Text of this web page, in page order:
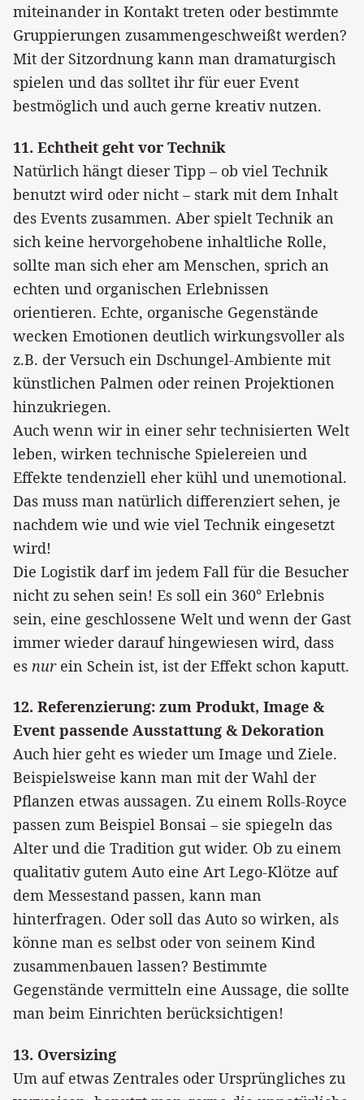
miteinander in Kontakt treten oder bestimmte
Gruppierungen zusammengeschweißt werden?
Mit der Sitzordnung kann man dramaturgisch
spielen und das solltet ihr für euer Event
bestmöglich und auch gerne kreativ nutzen.
11. Echtheit geht vor Technik
Natürlich hängt dieser Tipp – ob viel Technik
benutzt wird oder nicht – stark mit dem Inhalt
des Events zusammen. Aber spielt Technik an
sich keine hervorgehobene inhaltliche Rolle,
sollte man sich eher am Menschen, sprich an
echten und organischen Erlebnissen
orientieren. Echte, organische Gegenstände
wecken Emotionen deutlich wirkungsvoller als
z.B. der Versuch ein Dschungel-Ambiente mit
künstlichen Palmen oder reinen Projektionen
hinzukriegen.
Auch wenn wir in einer sehr technisierten Welt
leben, wirken technische Spielereien und
Effekte tendenziell eher kühl und unemotional.
Das muss man natürlich differenziert sehen, je
nachdem wie und wie viel Technik eingesetzt
wird!
Die Logistik darf im jedem Fall für die Besucher
nicht zu sehen sein! Es soll ein 360° Erlebnis
sein, eine geschlossene Welt und wenn der Gast
immer wieder darauf hingewiesen wird, dass
es nur ein Schein ist, ist der Effekt schon kaputt.
12. Referenzierung: zum Produkt, Image &
Event passende Ausstattung & Dekoration
Auch hier geht es wieder um Image und Ziele.
Beispielsweise kann man mit der Wahl der
Pflanzen etwas aussagen. Zu einem Rolls-Royce
passen zum Beispiel Bonsai – sie spiegeln das
Alter und die Tradition gut wider. Ob zu einem
qualitativ gutem Auto eine Art Lego-Klötze auf
dem Messestand passen, kann man
hinterfragen. Oder soll das Auto so wirken, als
könne man es selbst oder von seinem Kind
zusammenbauen lassen? Bestimmte
Gegenstände vermitteln eine Aussage, die sollte
man beim Einrichten berücksichtigen!
13. Oversizing
Um auf etwas Zentrales oder Ursprüngliches zu